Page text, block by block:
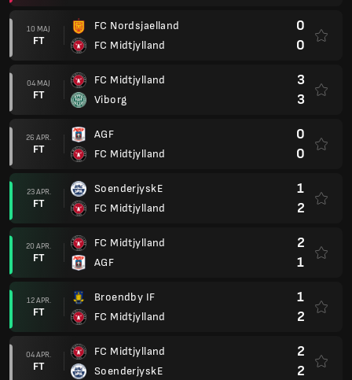
10 MAJ
FT
FC Nordsjaelland
FC Midtjylland
0
0
04 MAJ
FT
FC Midtjylland
Viborg
3
3
26 APR.
FT
AGF
FC Midtjylland
0
0
23 APR.
FT
SoenderjyskE
FC Midtjylland
1
2
20 APR.
FT
FC Midtjylland
AGF
2
1
12 APR.
FT
Broendby IF
FC Midtjylland
1
2
04 APR.
FT
FC Midtjylland
SoenderjyskE
2
2